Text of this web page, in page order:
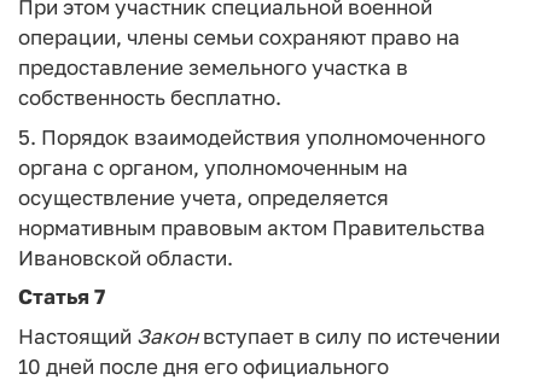
При этом участник специальной военной
операции, члены семьи сохраняют право на
предоставление земельного участка в
собственность бесплатно.
5. Порядок взаимодействия уполномоченного
органа с органом, уполномоченным на
осуществление учета, определяется
нормативным правовым актом Правительства
Ивановской области.
Статья 7
Настоящий Законвступает в силу по истечении
10 дней после дня его официального